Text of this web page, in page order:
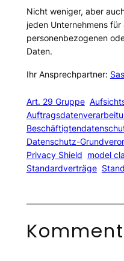
Nicht weniger, aber
jeden Unternehmens
personenbezogenen
Daten.
Ihr Ansprechpartner:
Art. 29 Gruppe
Datenschutz-
Privacy Shield model
Standardverträge